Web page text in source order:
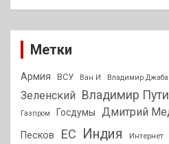
Метки
Армия ВСУ Ван И Владимир
Зеленский
Владимир
Газпром Госдумы Дмитрий
Песков
ЕС Индия Интернет